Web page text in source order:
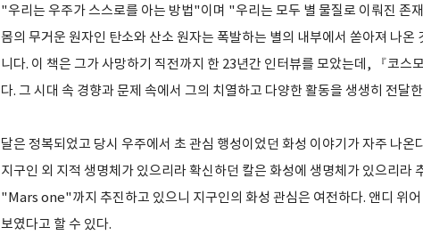
"우리는 우주가 스스로를 아는 방법"이며 "우리는 모두 별 물질로 이뤄진 존
몸의 무거운 원자인 탄소와 산소 원자는 폭발하는 별의 내부에서 쏟아져 나온
니다. 이 책은 그가 사망하기 직전까지 한 23년간 인터뷰를 모았는데, 『코스
다. 그 시대 속 경향과 문제 속에서 그의 치열하고 다양한 활동을 생생히 전달
달은 정복되었고 당시 우주에서 초 관심 행성이었던 화성 이야기가 자주 나온
지구인 외 지적 생명체가 있으리라 확신하던 칼은 화성에 생명체가 있으리라
"Mars one"까지 추진하고 있으니 지구인의 화성 관심은 여전하다. 앤디 위
보였다고 할 수 있다.